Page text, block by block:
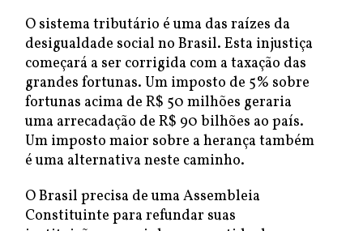
O sistema tributário é uma das raízes da
desigualdade social no Brasil. Esta injustiça
começará a ser corrigida com a taxação das
grandes fortunas. Um imposto de 5% sobre
fortunas acima de R$ 50 milhões geraria
uma arrecadação de R$ 90 bilhões ao país.
Um imposto maior sobre a herança também
é uma alternativa neste caminho.
O Brasil precisa de uma Assembleia
Constituinte para refundar suas